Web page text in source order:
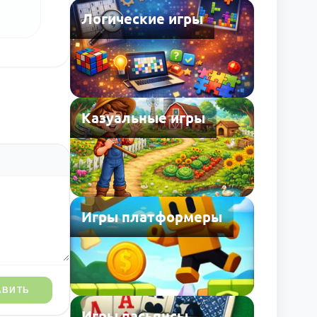
Логические игры
Казуальные игры
Игры платформеры